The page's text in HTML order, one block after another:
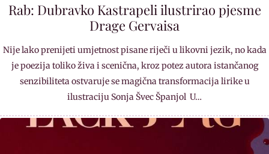
Rab: Dubravko Kastrapeli ilustrirao pjesme
Drage Gervaisa
Nije lako prenijeti umjetnost pisane riječi u likovni jezik, no kada
je poezija toliko živa i scenična, kroz potez autora istančanog
senzibiliteta ostvaruje se magična transformacija lirike u
ilustraciju Sonja Švec Španjol U…